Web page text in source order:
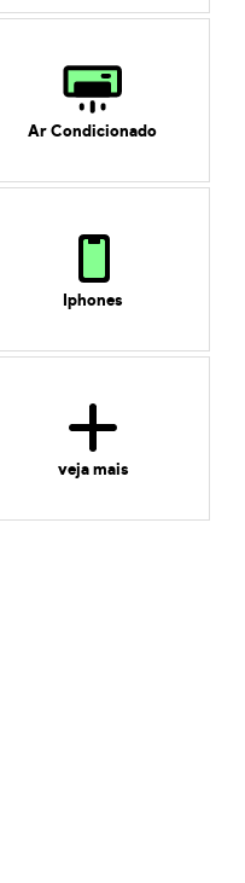
Ar Condicionado
Iphones
veja mais